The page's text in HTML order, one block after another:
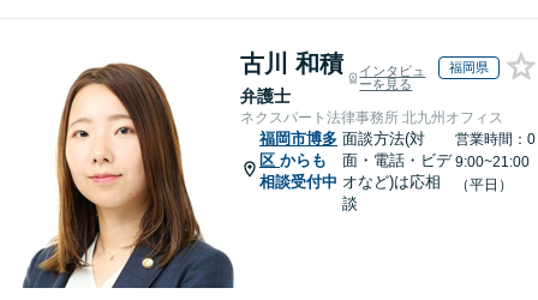
古川 和積
弁護士
インタビュ
ーを見る
福岡県
ネクスパート法律事務所 北九州オフィス
福岡市博多
区 からも
相談受付中
面談方法(対
面・電話・ビデ
オなど)は応相
談
営業時間：0
9:00~21:00
（平日）